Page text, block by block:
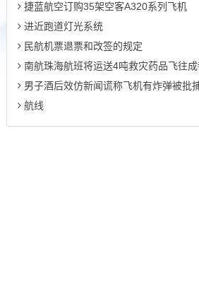
捷蓝航空订购35架空客A320系列飞机
进近跑道灯光系统
民航机票退票和改签的规定
南航珠海航班将运送4吨救灾药品飞往
男子酒后效仿新闻谎称飞机有炸弹被批
航线